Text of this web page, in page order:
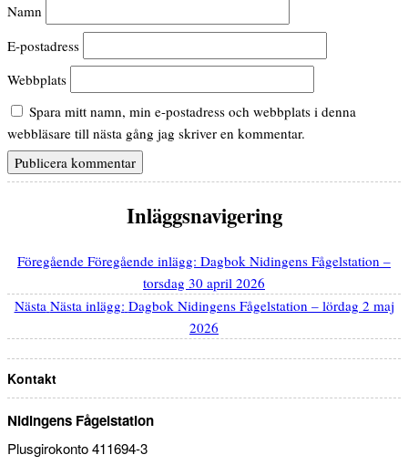
Namn
E-postadress
Webbplats
Spara mitt namn, min e-postadress och webbplats i denna
webbläsare till nästa gång jag skriver en kommentar.
Inläggsnavigering
Föregående Föregående inlägg: Dagbok Nidingens Fågelstation –
torsdag 30 april 2026
Nästa Nästa inlägg: Dagbok Nidingens Fågelstation – lördag 2 maj
2026
Kontakt
Nidingens Fågelstation
Plusgirokonto 411694-3